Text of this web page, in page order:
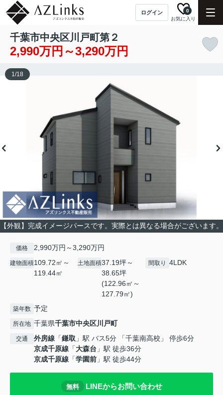
ログイン
お気に入り
0
千葉市中央区川戸町第２
2,990万円～3,290万円
【外観】完成イメージパースです。実際とは異なる場合がございます。
1/18
価格 2,990万円～3,290万円
建物面積109.72㎡～
119.44㎡
土地面積37.19坪～
38.65坪
(122.96㎡～
127.79㎡)
間取り 4LDK
築年数 予定
所在地 千葉県千葉市中央区川戸町
交通 外房線 「鎌取 」駅 バス5分 「千葉南高校」 停歩6分
京成千原線 「大森台 」駅 徒歩36分
京成千原線 「学園前 」駅 徒歩44分
無料 LINEからお問い合わせ